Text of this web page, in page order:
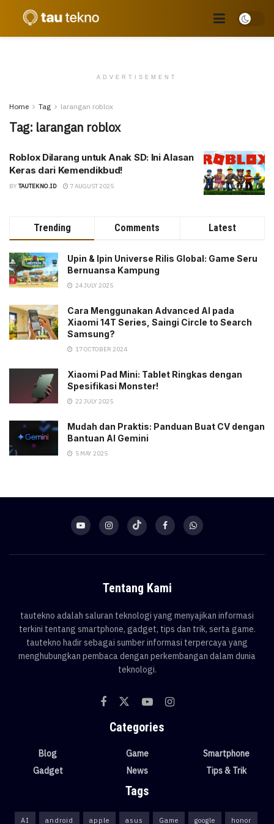
ADVERTISEMENT
Home Tag larangan roblox
Tag: larangan roblox
Roblox Dilarang untuk Anak SD: Ini Alasan
Keras dari Kemendikbud!
BY TAUTEKNO.ID 7 AUGUST 2025
Trending Comments Latest
Upin & Ipin Universe Rilis Global: Game Seru
Bernuansa Kampung
24 JULY 2025
Cara Menggunakan Advanced AI pada
Xiaomi 14T Series, Saingi Circle to Search
Samsung?
17 OCTOBER 2024
Xiaomi Pad Mini: Tablet Ringkas dengan
Spesifikasi Monster!
22 JULY 2025
Mudah dan Praktis: Panduan Buat CV dengan
Bantuan AI Gemini
5 MAY 2025
Tentang Kami
tautekno adalah saluran teknologi yang menyajikan informasi
terkini tentang smartphone, gadget, tips dan trik, serta game.
tautekno hadir sebagai sumber informasi terpercaya yang
menghubungkan pembaca dengan perkembangan dalam dunia
teknologi.
Categories
Blog
Gadget
Game
News
Smartphone
Tips & Trik
Tags
AI android apple asus Game google honor